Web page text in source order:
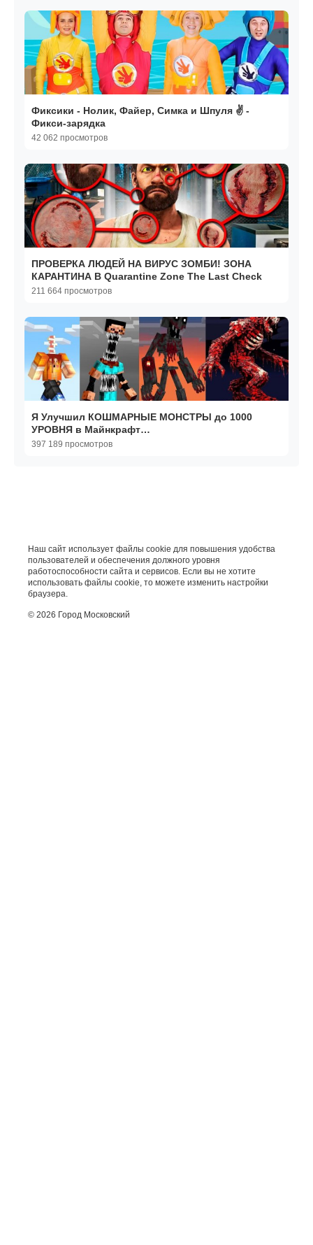
Фиксики - Нолик, Файер, Симка и Шпуля ✌ -
Фикси-зарядка
42 062 просмотров
ПРОВЕРКА ЛЮДЕЙ НА ВИРУС ЗОМБИ! ЗОНА
КАРАНТИНА В Quarantine Zone The Last Check
211 664 просмотров
Я Улучшил КОШМАРНЫЕ МОНСТРЫ до 1000
УРОВНЯ в Майнкрафт…
397 189 просмотров
Наш сайт использует файлы cookie для повышения удобства
пользователей и обеспечения должного уровня
работоспособности сайта и сервисов. Если вы не хотите
использовать файлы cookie, то можете изменить настройки
браузера.
© 2026 Город Московский